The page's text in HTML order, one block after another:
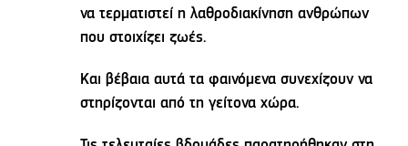
να τερματιστεί η λαθροδιακίνηση ανθρώπων
που στοιχίζει ζωές.
Και βέβαια αυτά τα φαινόμενα συνεχίζουν να
στηρίζονται από τη γείτονα χώρα.